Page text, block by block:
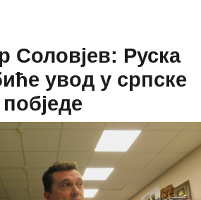
Соловјев: Руска
увод у српске
побједе